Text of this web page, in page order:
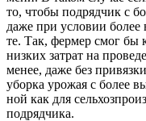
то, что­бы под­ряд­чик с
даже при усло­вии
те. Так, фер­мер смог бы
низ­ких затрат на
менее, даже без
убор­ка уро­жая с более
ной как для
подрядчика.